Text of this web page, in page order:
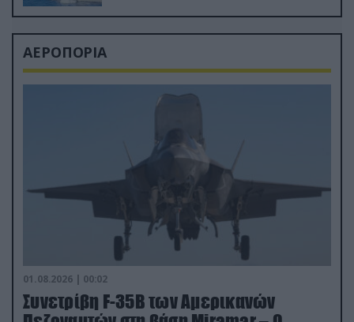
ΑΕΡΟΠΟΡΙΑ
01.08.2026 | 00:02
Συνετρίβη F-35B των Αμερικανών